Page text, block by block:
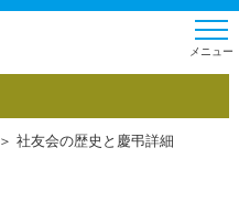
＞ 社友会の歴史と慶弔詳細